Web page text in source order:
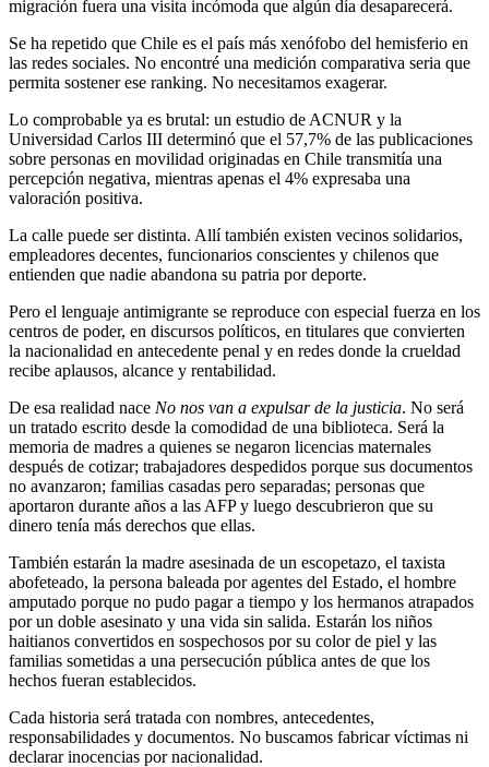
migración fuera una visita incómoda que algún día desaparecerá.
Se ha repetido que Chile es el país más xenófobo del hemisferio en
las redes sociales. No encontré una medición comparativa seria que
permita sostener ese ranking. No necesitamos exagerar.
Lo comprobable ya es brutal: un estudio de ACNUR y la
Universidad Carlos III determinó que el 57,7% de las publicaciones
sobre personas en movilidad originadas en Chile transmitía una
percepción negativa, mientras apenas el 4% expresaba una
valoración positiva.
La calle puede ser distinta. Allí también existen vecinos solidarios,
empleadores decentes, funcionarios conscientes y chilenos que
entienden que nadie abandona su patria por deporte.
Pero el lenguaje antimigrante se reproduce con especial fuerza en los
centros de poder, en discursos políticos, en titulares que convierten
la nacionalidad en antecedente penal y en redes donde la crueldad
recibe aplausos, alcance y rentabilidad.
De esa realidad nace No nos van a expulsar de la justicia. No será
un tratado escrito desde la comodidad de una biblioteca. Será la
memoria de madres a quienes se negaron licencias maternales
después de cotizar; trabajadores despedidos porque sus documentos
no avanzaron; familias casadas pero separadas; personas que
aportaron durante años a las AFP y luego descubrieron que su
dinero tenía más derechos que ellas.
También estarán la madre asesinada de un escopetazo, el taxista
abofeteado, la persona baleada por agentes del Estado, el hombre
amputado porque no pudo pagar a tiempo y los hermanos atrapados
por un doble asesinato y una vida sin salida. Estarán los niños
haitianos convertidos en sospechosos por su color de piel y las
familias sometidas a una persecución pública antes de que los
hechos fueran establecidos.
Cada historia será tratada con nombres, antecedentes,
responsabilidades y documentos. No buscamos fabricar víctimas ni
declarar inocencias por nacionalidad.